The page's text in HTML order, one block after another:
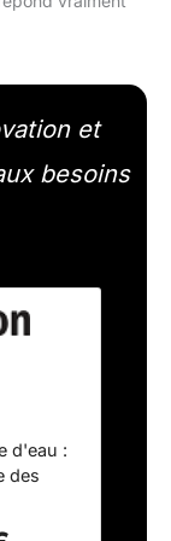
et
besoins
d'eau :
des